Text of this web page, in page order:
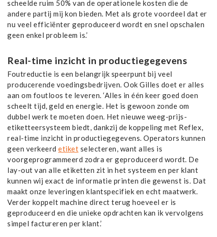
scheelde ruim 50% van de operationele kosten die de
andere partij mij kon bieden. Met als grote voordeel dat er
nu veel efficiënter geproduceerd wordt en snel opschalen
geen enkel probleem is.’
Real-time inzicht in productiegegevens
Foutreductie is een belangrijk speerpunt bij veel
producerende voedingsbedrijven. Ook Gilles doet er alles
aan om foutloos te leveren. ‘Alles in één keer goed doen
scheelt tijd, geld en energie. Het is gewoon zonde om
dubbel werk te moeten doen. Het nieuwe weeg-prijs-
etiketteersysteem biedt, dankzij de koppeling met Reflex,
real-time inzicht in productiegegevens. Operators kunnen
geen verkeerd etiket selecteren, want alles is
voorgeprogrammeerd zodra er geproduceerd wordt. De
lay-out van alle etiketten zit in het systeem en per klant
kunnen wij exact de informatie printen die gewenst is. Dat
maakt onze leveringen klantspecifiek en echt maatwerk.
Verder koppelt machine direct terug hoeveel er is
geproduceerd en die unieke opdrachten kan ik vervolgens
simpel factureren per klant.’